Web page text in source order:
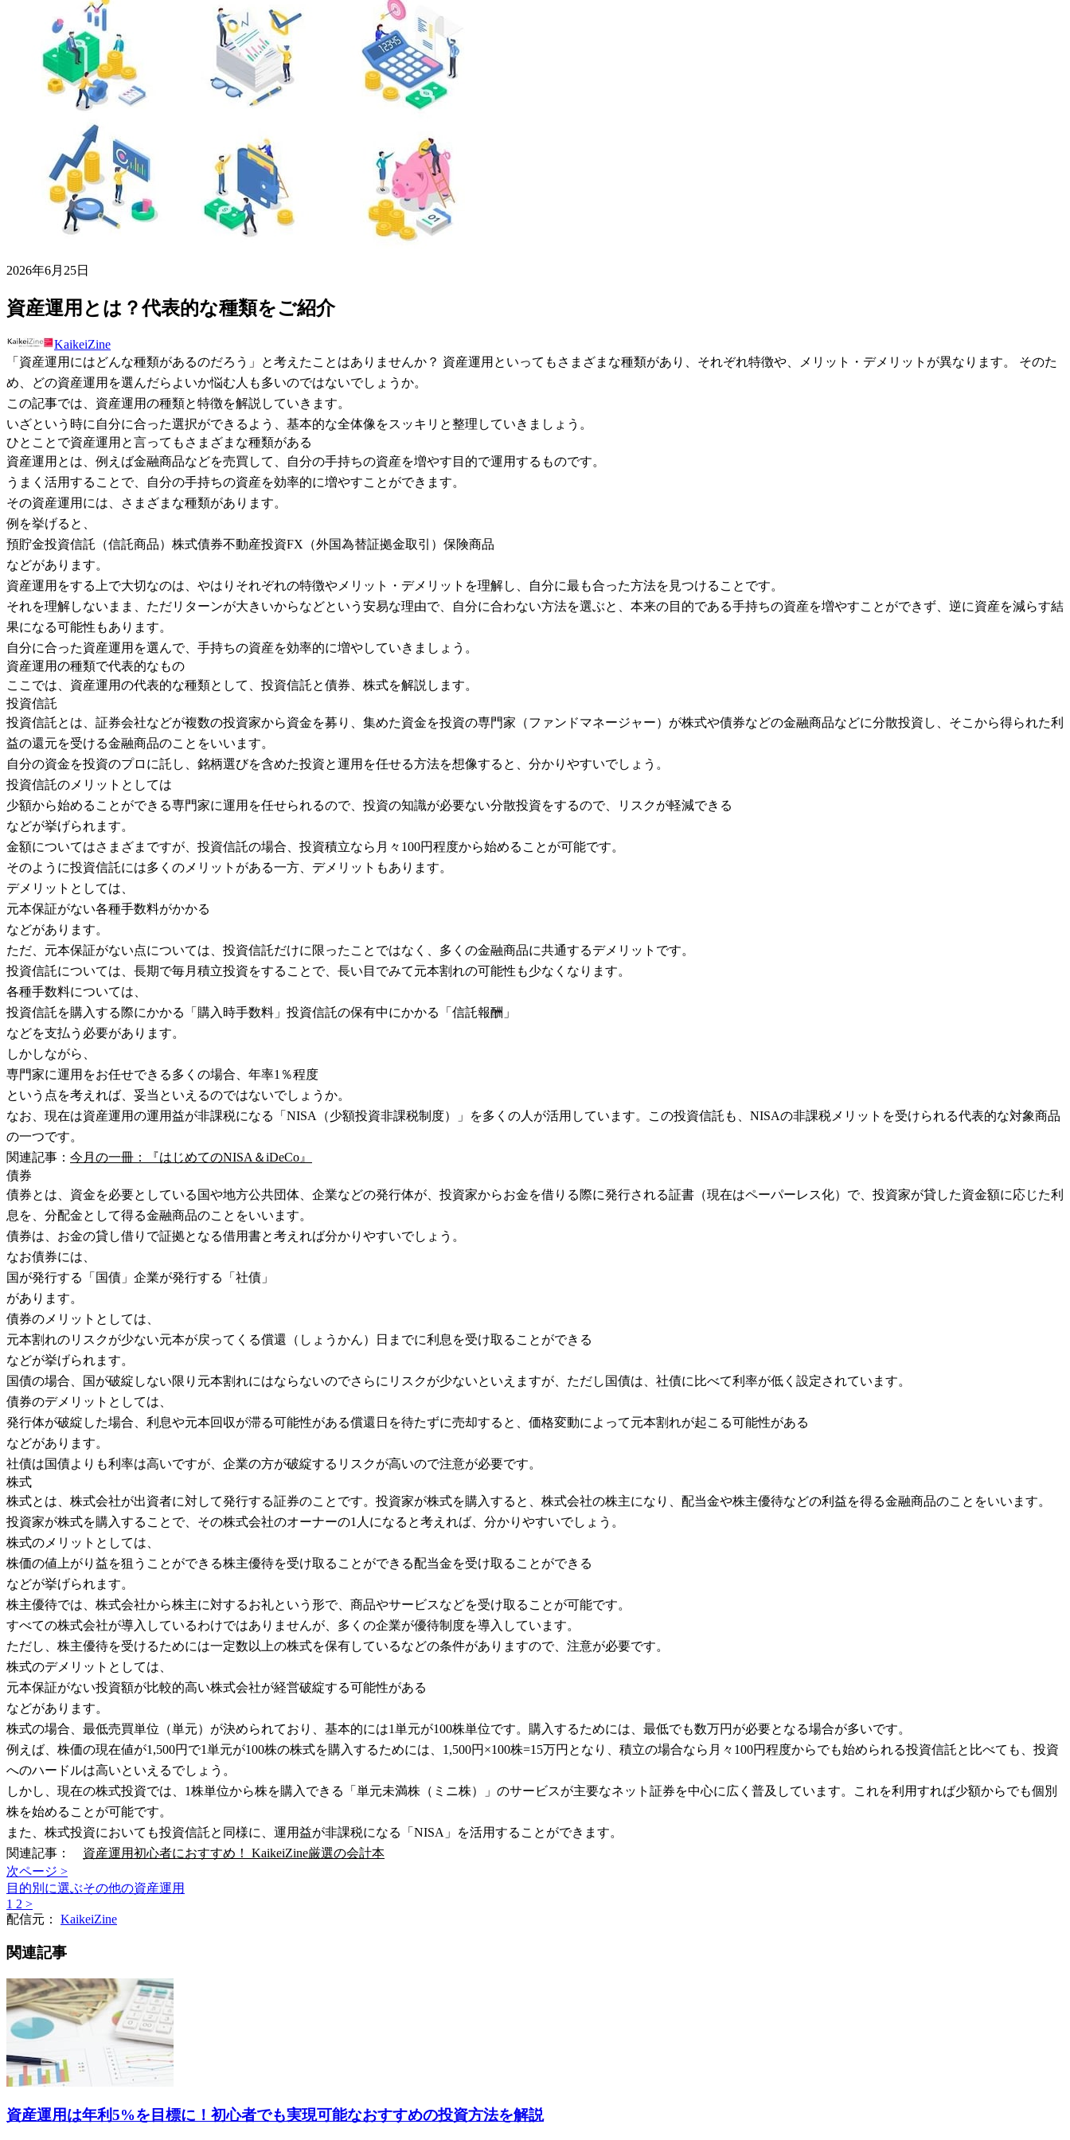
2026年6月25日
資産運用とは？代表的な種類をご紹介
KaikeiZine
「資産運用にはどんな種類があるのだろう」と考えたことはありませんか？ 資産運用といってもさまざまな種類があり、それぞれ特徴や、メリット・デメリットが異なります。 そのた
め、どの資産運用を選んだらよいか悩む人も多いのではないでしょうか。
この記事では、資産運用の種類と特徴を解説していきます。
いざという時に自分に合った選択ができるよう、基本的な全体像をスッキリと整理していきましょう。
ひとことで資産運用と言ってもさまざまな種類がある
資産運用とは、例えば金融商品などを売買して、自分の手持ちの資産を増やす目的で運用するものです。
うまく活用することで、自分の手持ちの資産を効率的に増やすことができます。
その資産運用には、さまざまな種類があります。
例を挙げると、
預貯金投資信託（信託商品）株式債券不動産投資FX（外国為替証拠金取引）保険商品
などがあります。
資産運用をする上で大切なのは、やはりそれぞれの特徴やメリット・デメリットを理解し、自分に最も合った方法を見つけることです。
それを理解しないまま、ただリターンが大きいからなどという安易な理由で、自分に合わない方法を選ぶと、本来の目的である手持ちの資産を増やすことができず、逆に資産を減らす結
果になる可能性もあります。
自分に合った資産運用を選んで、手持ちの資産を効率的に増やしていきましょう。
資産運用の種類で代表的なもの
ここでは、資産運用の代表的な種類として、投資信託と債券、株式を解説します。
投資信託
投資信託とは、証券会社などが複数の投資家から資金を募り、集めた資金を投資の専門家（ファンドマネージャー）が株式や債券などの金融商品などに分散投資し、そこから得られた利
益の還元を受ける金融商品のことをいいます。
自分の資金を投資のプロに託し、銘柄選びを含めた投資と運用を任せる方法を想像すると、分かりやすいでしょう。
投資信託のメリットとしては
少額から始めることができる専門家に運用を任せられるので、投資の知識が必要ない分散投資をするので、リスクが軽減できる
などが挙げられます。
金額についてはさまざまですが、投資信託の場合、投資積立なら月々100円程度から始めることが可能です。
そのように投資信託には多くのメリットがある一方、デメリットもあります。
デメリットとしては、
元本保証がない各種手数料がかかる
などがあります。
ただ、元本保証がない点については、投資信託だけに限ったことではなく、多くの金融商品に共通するデメリットです。
投資信託については、長期で毎月積立投資をすることで、長い目でみて元本割れの可能性も少なくなります。
各種手数料については、
投資信託を購入する際にかかる「購入時手数料」投資信託の保有中にかかる「信託報酬」
などを支払う必要があります。
しかしながら、
専門家に運用をお任せできる多くの場合、年率1％程度
という点を考えれば、妥当といえるのではないでしょうか。
なお、現在は資産運用の運用益が非課税になる「NISA（少額投資非課税制度）」を多くの人が活用しています。この投資信託も、NISAの非課税メリットを受けられる代表的な対象商品
の一つです。
関連記事： 今月の一冊：『はじめてのNISA＆iDeCo』
債券
債券とは、資金を必要としている国や地方公共団体、企業などの発行体が、投資家からお金を借りる際に発行される証書（現在はペーパーレス化）で、投資家が貸した資金額に応じた利
息を、分配金として得る金融商品のことをいいます。
債券は、お金の貸し借りで証拠となる借用書と考えれば分かりやすいでしょう。
なお債券には、
国が発行する「国債」企業が発行する「社債」
があります。
債券のメリットとしては、
元本割れのリスクが少ない元本が戻ってくる償還（しょうかん）日までに利息を受け取ることができる
などが挙げられます。
国債の場合、国が破綻しない限り元本割れにはならないのでさらにリスクが少ないといえますが、ただし国債は、社債に比べて利率が低く設定されています。
債券のデメリットとしては、
発行体が破綻した場合、利息や元本回収が滞る可能性がある償還日を待たずに売却すると、価格変動によって元本割れが起こる可能性がある
などがあります。
社債は国債よりも利率は高いですが、企業の方が破綻するリスクが高いので注意が必要です。
株式
株式とは、株式会社が出資者に対して発行する証券のことです。投資家が株式を購入すると、株式会社の株主になり、配当金や株主優待などの利益を得る金融商品のことをいいます。
投資家が株式を購入することで、その株式会社のオーナーの1人になると考えれば、分かりやすいでしょう。
株式のメリットとしては、
株価の値上がり益を狙うことができる株主優待を受け取ることができる配当金を受け取ることができる
などが挙げられます。
株主優待では、株式会社から株主に対するお礼という形で、商品やサービスなどを受け取ることが可能です。
すべての株式会社が導入しているわけではありませんが、多くの企業が優待制度を導入しています。
ただし、株主優待を受けるためには一定数以上の株式を保有しているなどの条件がありますので、注意が必要です。
株式のデメリットとしては、
元本保証がない投資額が比較的高い株式会社が経営破綻する可能性がある
などがあります。
株式の場合、最低売買単位（単元）が決められており、基本的には1単元が100株単位です。購入するためには、最低でも数万円が必要となる場合が多いです。
例えば、株価の現在値が1,500円で1単元が100株の株式を購入するためには、1,500円×100株=15万円となり、積立の場合なら月々100円程度からでも始められる投資信託と比べても、投資
へのハードルは高いといえるでしょう。
しかし、現在の株式投資では、1株単位から株を購入できる「単元未満株（ミニ株）」のサービスが主要なネット証券を中心に広く普及しています。これを利用すれば少額からでも個別
株を始めることが可能です。
また、株式投資においても投資信託と同様に、運用益が非課税になる「NISA」を活用することができます。
関連記事： 資産運用初心者におすすめ！ KaikeiZine厳選の会計本
次ページ >
目的別に選ぶその他の資産運用
1 2 >
配信元： KaikeiZine
関連記事
資産運用は年利5%を目標に！初心者でも実現可能なおすすめの投資方法を解説